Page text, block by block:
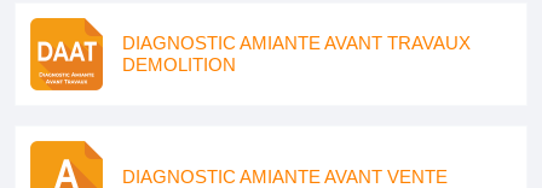
DIAGNOSTIC AMIANTE AVANT TRAVAUX
DEMOLITION
DIAGNOSTIC AMIANTE AVANT VENTE